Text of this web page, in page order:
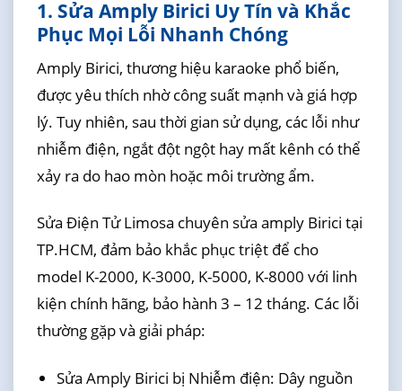
1. Sửa Amply Birici Uy Tín và Khắc
Phục Mọi Lỗi Nhanh Chóng
Amply Birici, thương hiệu karaoke phổ biến,
được yêu thích nhờ công suất mạnh và giá hợp
lý. Tuy nhiên, sau thời gian sử dụng, các lỗi như
nhiễm điện, ngắt đột ngột hay mất kênh có thể
xảy ra do hao mòn hoặc môi trường ẩm.
Sửa Điện Tử Limosa chuyên sửa amply Birici tại
TP.HCM, đảm bảo khắc phục triệt để cho
model K-2000, K-3000, K-5000, K-8000 với linh
kiện chính hãng, bảo hành 3 – 12 tháng. Các lỗi
thường gặp và giải pháp:
Sửa Amply Birici bị Nhiễm điện: Dây nguồn